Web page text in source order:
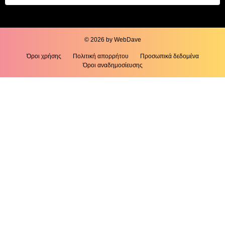
© 2026 by WebDave
Όροι χρήσης Πολιτική απορρήτου
Προσωπικά δεδομένα
Όροι αναδημοσίευσης